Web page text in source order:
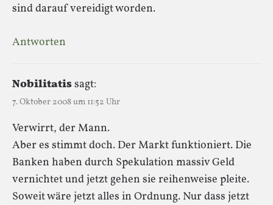
sind darauf vereidigt worden.
Antworten
Nobilitatissagt:
7. Oktober 2008 um 11:52 Uhr
Verwirrt, der Mann.
Aber es stimmt doch. Der Markt funktioniert. Die
Banken haben durch Spekulation massiv Geld
vernichtet und jetzt gehen sie reihenweise pleite.
Soweit wäre jetzt alles in Ordnung. Nur dass jetzt